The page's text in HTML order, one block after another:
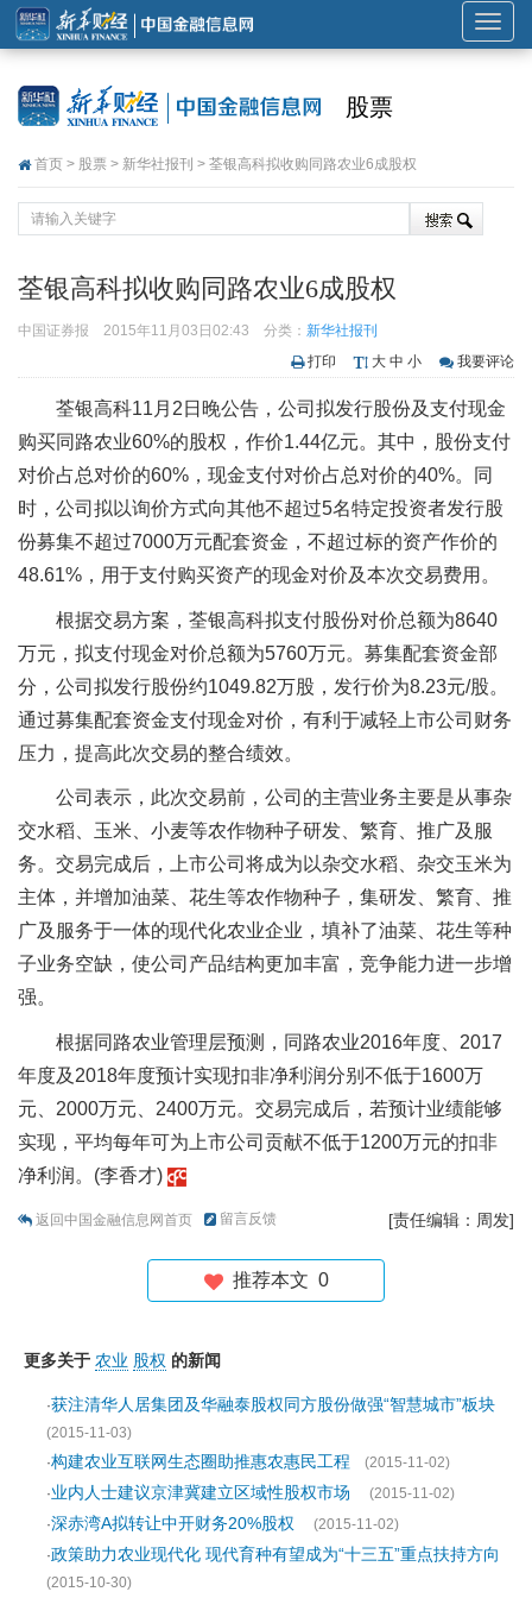
展
开
股票
首页 > 股票 > 新华社报刊 > 荃银高科拟收购同路农业6成股权
荃银高科拟收购同路农业6成股权
中国证券报 2015年11月03日02:43 分类： 新华社报刊
打印
大 中 小 我要评论
荃银高科11月2日晚公告，公司拟发行股份及支付现金
购买同路农业60%的股权，作价1.44亿元。其中，股份支付
对价占总对价的60%，现金支付对价占总对价的40%。同
时，公司拟以询价方式向其他不超过5名特定投资者发行股
份募集不超过7000万元配套资金，不超过标的资产作价的
48.61%，用于支付购买资产的现金对价及本次交易费用。
根据交易方案，荃银高科拟支付股份对价总额为8640
万元，拟支付现金对价总额为5760万元。募集配套资金部
分，公司拟发行股份约1049.82万股，发行价为8.23元/股。
通过募集配套资金支付现金对价，有利于减轻上市公司财务
压力，提高此次交易的整合绩效。
公司表示，此次交易前，公司的主营业务主要是从事杂
交水稻、玉米、小麦等农作物种子研发、繁育、推广及服
务。交易完成后，上市公司将成为以杂交水稻、杂交玉米为
主体，并增加油菜、花生等农作物种子，集研发、繁育、推
广及服务于一体的现代化农业企业，填补了油菜、花生等种
子业务空缺，使公司产品结构更加丰富，竞争能力进一步增
强。
根据同路农业管理层预测，同路农业2016年度、2017
年度及2018年度预计实现扣非净利润分别不低于1600万
元、2000万元、2400万元。交易完成后，若预计业绩能够
实现，平均每年可为上市公司贡献不低于1200万元的扣非
净利润。(李香才)
返回中国金融信息网首页 留言反馈 [责任编辑：周发]
推荐本文 0
更多关于 农业 股权 的新闻
·获注清华人居集团及华融泰股权同方股份做强“智慧城市”板块
(2015-11-03)
·构建农业互联网生态圈助推惠农惠民工程
(2015-11-02)
·业内人士建议京津冀建立区域性股权市场
(2015-11-02)
·深赤湾A拟转让中开财务20%股权
(2015-11-02)
·政策助力农业现代化 现代育种有望成为“十三五”重点扶持方向
(2015-10-30)